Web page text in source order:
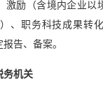
激励（含境内企业以
、职务科技成果转
告、备案。
务机关